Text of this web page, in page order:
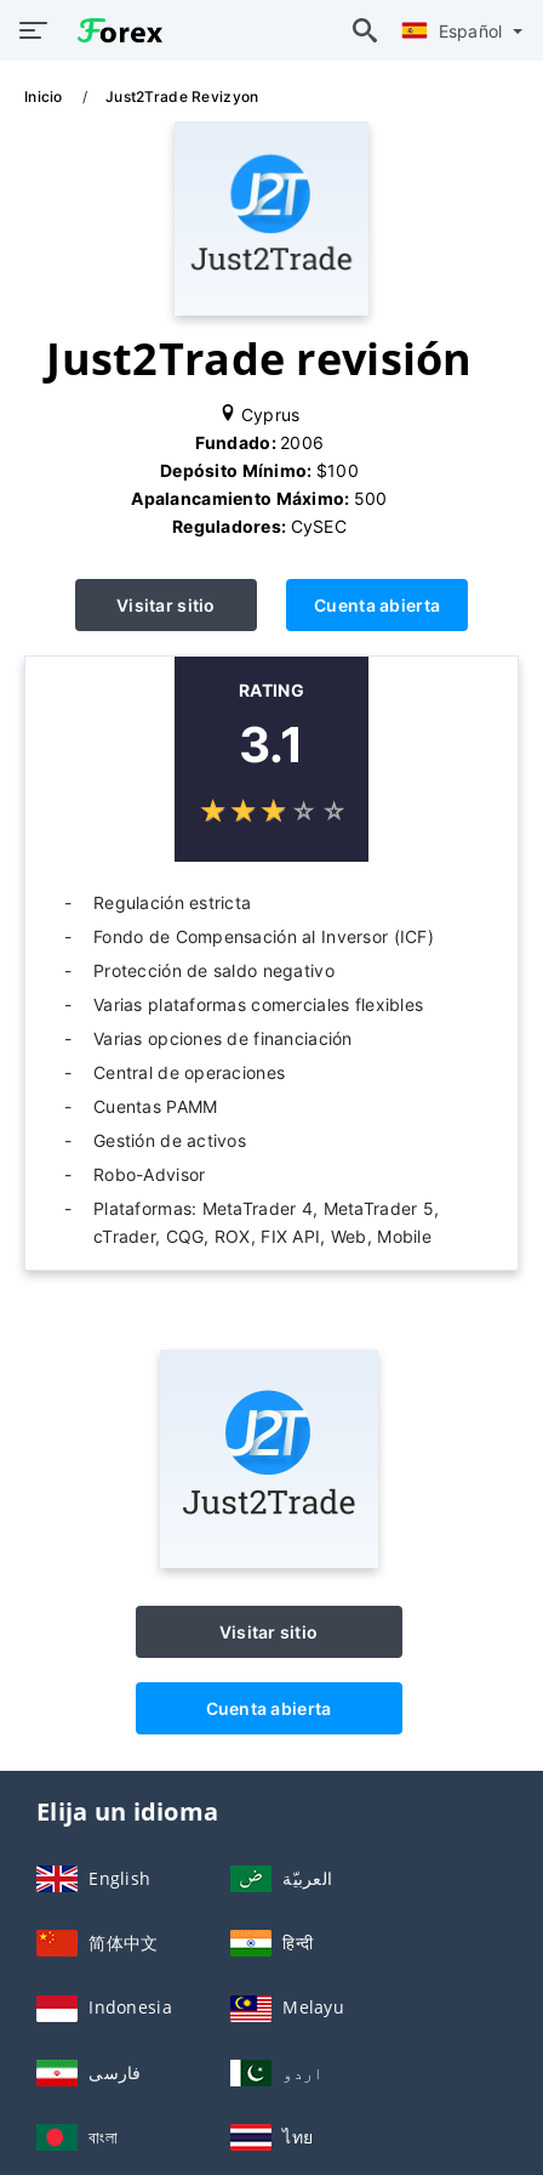
Español
Inicio Just2Trade Revizyon
Just2Trade revisión
Cyprus
Fundado: 2006
Depósito Mínimo: $100
Apalancamiento Máximo: 500
Reguladores: CySEC
Visitar sitio Cuenta abierta
RATING
3.1
☆☆☆☆ ☆
★★★★ ★
Regulación estricta
Fondo de Compensación al Inversor (ICF)
Protección de saldo negativo
Varias plataformas comerciales flexibles
Varias opciones de financiación
Central de operaciones
Cuentas PAMM
Gestión de activos
Robo-Advisor
Plataformas: MetaTrader 4, MetaTrader 5,
cTrader, CQG, ROX, FIX API, Web, Mobile
Visitar sitio
Cuenta abierta
Elija un idioma
English العربيّة
简体中文 हिन्दी
Indonesia Melayu
فارسی اردو
বাংলা ไทย